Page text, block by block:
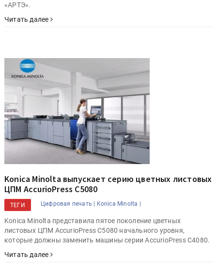
«АРТЭ».
Читать далее
Konica Minolta выпускает серию цветных листовых
ЦПМ AccurioPress C5080
ТЕГИ Цифровая печать | Konica Minolta |
Konica Minolta представила пятое поколение цветных
листовых ЦПМ AccurioPress C5080 начального уровня,
которые должны заменить машины серии AccurioPress C4080.
Читать далее